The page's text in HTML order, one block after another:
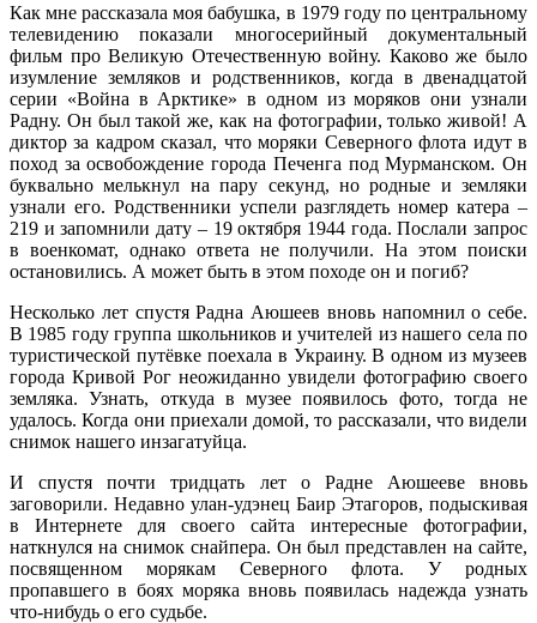
Как мне рассказала моя бабушка, в 1979 году по центральному
телевидению показали многосерийный документальный
фильм про Великую Отечественную войну. Каково же было
изумление земляков и родственников, когда в двенадцатой
серии «Война в Арктике» в одном из моряков они узнали
Радну. Он был такой же, как на фотографии, только живой! А
диктор за кадром сказал, что моряки Северного флота идут в
поход за освобождение города Печенга под Мурманском. Он
буквально мелькнул на пару секунд, но родные и земляки
узнали его. Родственники успели разглядеть номер катера –
219 и запомнили дату – 19 октября 1944 года. Послали запрос
в военкомат, однако ответа не получили. На этом поиски
остановились. А может быть в этом походе он и погиб?
Несколько лет спустя Радна Аюшеев вновь напомнил о себе.
В 1985 году группа школьников и учителей из нашего села по
туристической путёвке поехала в Украину. В одном из музеев
города Кривой Рог неожиданно увидели фотографию своего
земляка. Узнать, откуда в музее появилось фото, тогда не
удалось. Когда они приехали домой, то рассказали, что видели
снимок нашего инзагатуйца.
И спустя почти тридцать лет о Радне Аюшееве вновь
заговорили. Недавно улан-удэнец Баир Этагоров, подыскивая
в Интернете для своего сайта интересные фотографии,
наткнулся на снимок снайпера. Он был представлен на сайте,
посвященном морякам Северного флота. У родных
пропавшего в боях моряка вновь появилась надежда узнать
что-нибудь о его судьбе.